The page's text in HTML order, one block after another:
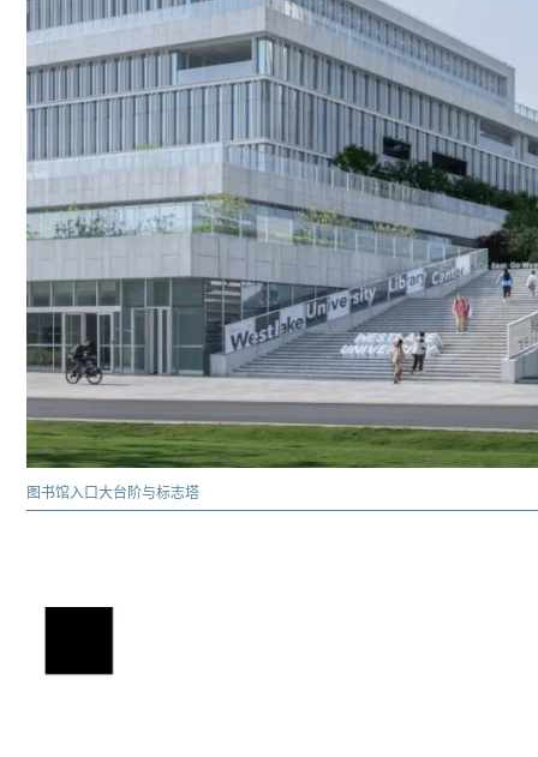
图书馆入口大台阶与标志塔